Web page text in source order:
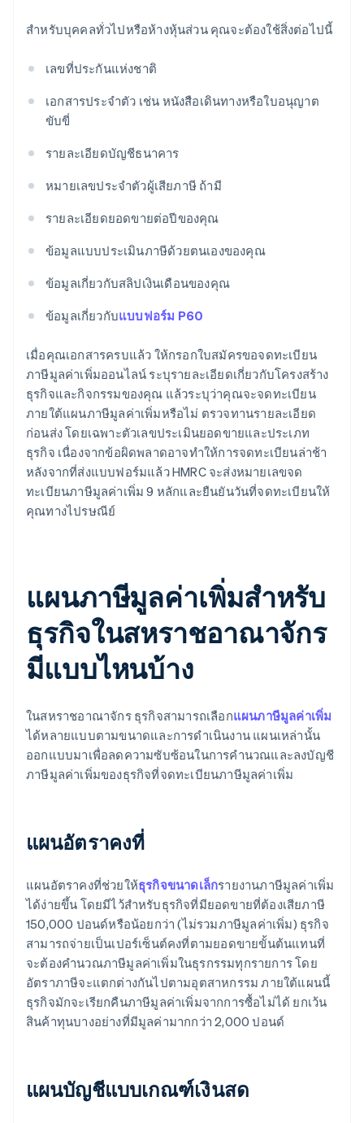
สําหรับบุคคลทั่วไปหรือห้างหุ้นส่วน คุณจะต้องใช้สิ่งต่อไปนี้
เลขที่ประกันแห่งชาติ
เอกสารประจําตัว เช่น หนังสือเดินทางหรือใบอนุญาต
ขับขี่
รายละเอียดบัญชีธนาคาร
หมายเลขประจำตัวผู้เสียภาษี ถ้ามี
รายละเอียดยอดขายต่อปีของคุณ
ข้อมูลแบบประเมินภาษีด้วยตนเองของคุณ
ข้อมูลเกี่ยวกับสลิปเงินเดือนของคุณ
ข้อมูลเกี่ยวกับแบบฟอร์ม P60
เมื่อคุณเอกสารครบแล้ว ให้กรอกใบสมัครขอจดทะเบียน
ภาษีมูลค่าเพิ่มออนไลน์ ระบุรายละเอียดเกี่ยวกับโครงสร้าง
ธุรกิจและกิจกรรมของคุณ แล้วระบุว่าคุณจะจดทะเบียน
ภายใต้แผนภาษีมูลค่าเพิ่มหรือไม่ ตรวจทานรายละเอียด
ก่อนส่ง โดยเฉพาะตัวเลขประเมินยอดขายและประเภท
ธุรกิจ เนื่องจากข้อผิดพลาดอาจทําให้การจดทะเบียนล่าช้า
หลังจากที่ส่งแบบฟอร์มแล้ว HMRC จะส่งหมายเลขจด
ทะเบียนภาษีมูลค่าเพิ่ม 9 หลักและยืนยันวันที่จดทะเบียนให้
คุณทางไปรษณีย์
แผนภาษีมูลค่าเพิ่มสำหรับ
ธุรกิจในสหราชอาณาจักร
มีแบบไหนบ้าง
ในสหราชอาณาจักร ธุรกิจสามารถเลือกแผนภาษีมูลค่าเพิ่ม
ได้หลายแบบตามขนาดและการดําเนินงาน แผนเหล่านั้น
ออกแบบมาเพื่อลดความซับซ้อนในการคํานวณและลงบัญชี
ภาษีมูลค่าเพิ่มของธุรกิจที่จดทะเบียนภาษีมูลค่าเพิ่ม
แผนอัตราคงที่
แผนอัตราคงที่ช่วยให้ธุรกิจขนาดเล็กรายงานภาษีมูลค่าเพิ่ม
ได้ง่ายขึ้น โดยมีไว้สำหรับธุรกิจที่มียอดขายที่ต้องเสียภาษี
150,000 ปอนด์หรือน้อยกว่า (ไม่รวมภาษีมูลค่าเพิ่ม) ธุรกิจ
สามารถจ่ายเป็นเปอร์เซ็นต์คงที่ตามยอดขายขั้นต้นแทนที่
จะต้องคำนวณภาษีมูลค่าเพิ่มในธุรกรรมทุกรายการ โดย
อัตราภาษีจะแตกต่างกันไปตามอุตสาหกรรม ภายใต้แผนนี้
ธุรกิจมักจะเรียกคืนภาษีมูลค่าเพิ่มจากการซื้อไม่ได้ ยกเว้น
สินค้าทุนบางอย่างที่มีมูลค่ามากกว่า 2,000 ปอนด์
แผนบัญชีแบบเกณฑ์เงินสด